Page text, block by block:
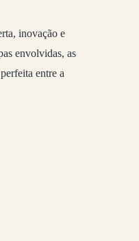
inovação e
envolvidas, as
entre a